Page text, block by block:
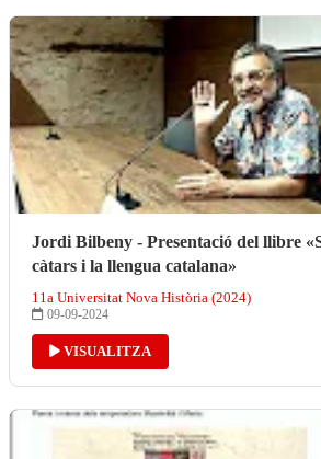
Jordi Bilbeny - Presentació del llibre
càtars i la llengua catalana»
11a Universitat Nova Història (2024)
09-09-2024
VISUALITZA